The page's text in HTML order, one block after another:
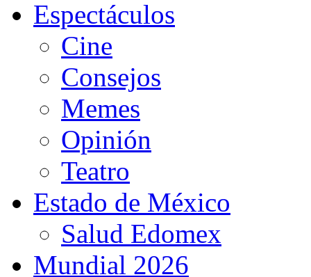
Espectáculos
Cine
Consejos
Memes
Opinión
Teatro
Estado de México
Salud Edomex
Mundial 2026